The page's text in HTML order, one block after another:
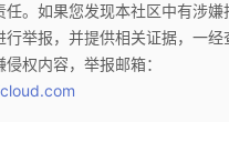
任。如果您发现本社区中有涉嫌
行举报，并提供相关证据，一经
权内容，举报邮箱：